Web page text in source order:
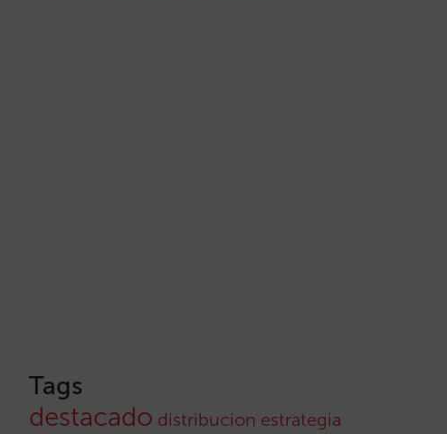
Tags
destacado distribucion estrategia